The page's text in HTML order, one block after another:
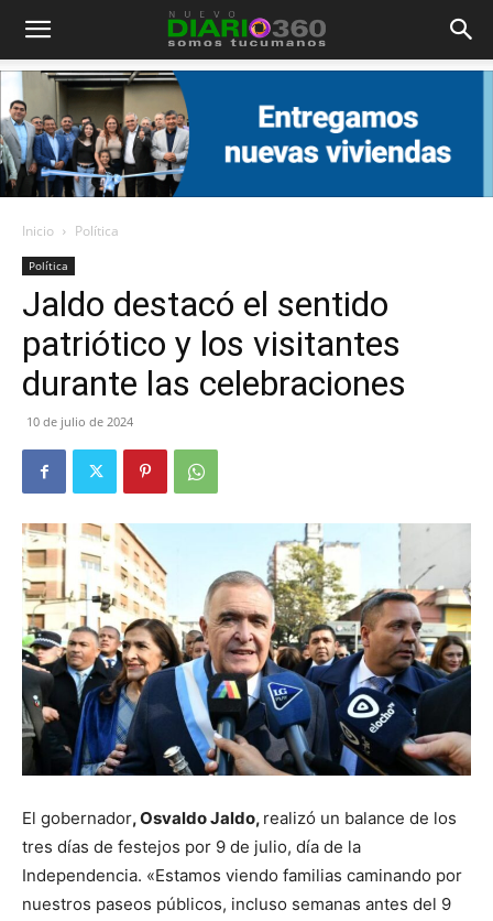
Diario
360
Inicio Política
Política
Jaldo destacó el sentido
patriótico y los visitantes
durante las celebraciones
10 de julio de 2024
El gobernador, OsvaldoJaldo, realizó un balance de los
tres días de festejos por 9 de julio, día de la
Independencia. «Estamos viendo familias caminando por
nuestros paseos públicos, incluso semanas antes del 9